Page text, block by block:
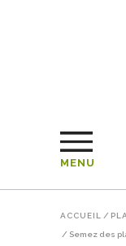
MENU
ACCUEIL /
/ Semez des